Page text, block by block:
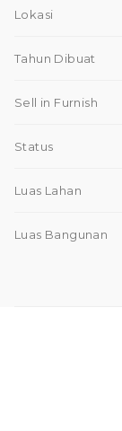
Lokasi
Tahun Dibuat
Sell in Furnish
Status
Luas Lahan
Luas Bangunan